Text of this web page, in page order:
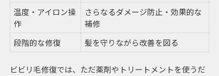
温度・アイロン操
作
さらなるダメージ防止・効果的な
補修
段階的な修復
髪を守りながら改善を図る
ビビリ毛修復では、ただ薬剤やトリートメントを使うだ